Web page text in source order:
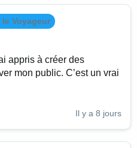
Voyageur
appris à créer des
mon public. C’est un vrai
Il y a 8 jours